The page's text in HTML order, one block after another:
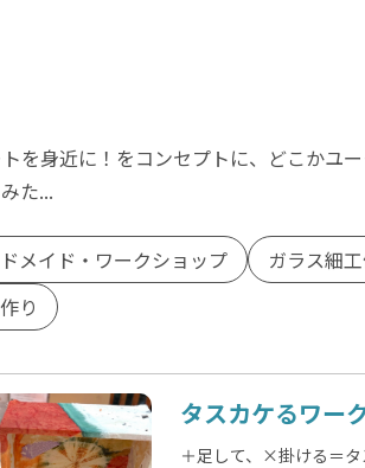
を身近に！をコンセプトに、どこかユ
た...
メイド・ワークショップ ガラス細
り
タスカケるワー
＋足して、×掛ける＝